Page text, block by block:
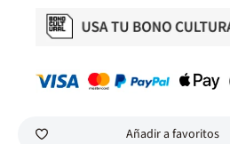
Añadir a favoritos